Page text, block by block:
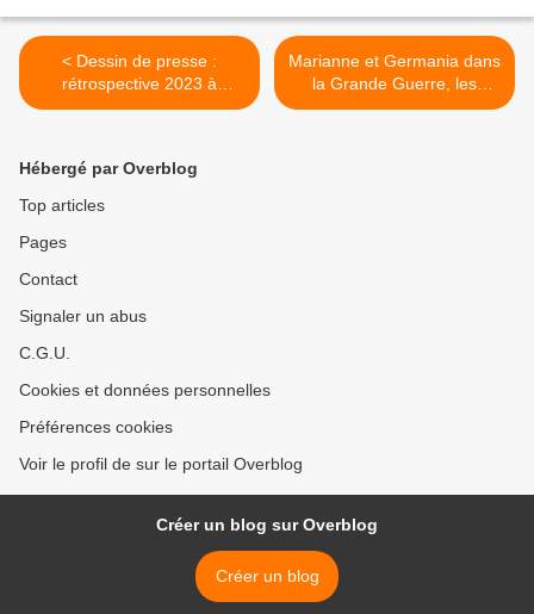
< Dessin de presse :
rétrospective 2023 à
Morges (Suisse)
Marianne et Germania dans
la Grande Guerre, les
hiérarchies de genre en
Hébergé par Overblog
Top articles
Pages
Contact
Signaler un abus
C.G.U.
Cookies et données personnelles
Préférences cookies
Voir le profil de sur le portail Overblog
Créer un blog sur Overblog
Créer un blog